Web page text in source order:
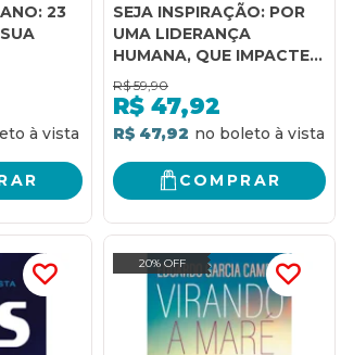
23
SEJA INSPIRAÇÃO: POR
UMA LIDERANÇA
HUMANA, QUE IMPACTE
PESSOAS, GERE
RESULTADOS E
CONSTRUA LEGADO
R$ 59,90
R$ 47,92
R$ 47,92
COMPRAR
20% OFF